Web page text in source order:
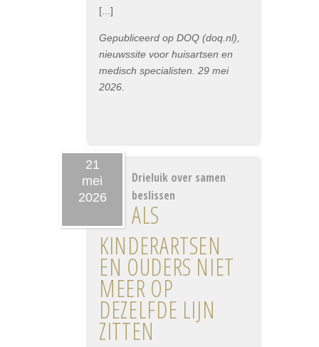
[...]
Gepubliceerd op DOQ (doq.nl),
nieuwssite voor huisartsen en
medisch specialisten. 29 mei
2026.
21
mei
2026
Drieluik over samen
beslissen
ALS
KINDERARTSEN
EN OUDERS NIET
MEER OP
DEZELFDE LIJN
ZITTEN